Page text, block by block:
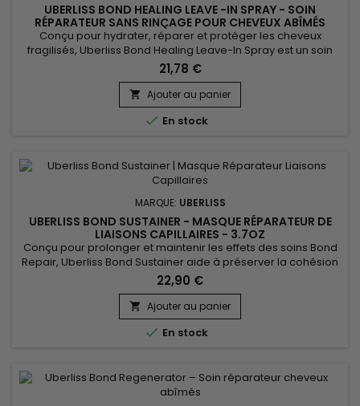
UBERLISS BOND HEALING LEAVE -IN SPRAY - SOIN
RÉPARATEUR SANS RINÇAGE POUR CHEVEUX ABÎMÉS
Conçu pour hydrater, réparer et protéger les cheveux
fragilisés, Uberliss Bond Healing Leave-In Spray est un soin
capillaire sans rinçage qui aide à renforcer la fibre capillaire
tout en améliorant la douceur et la brillance des cheveux. Sa
formule associe Betaine, reconnue pour ses propriétés
hydratantes et adoucissantes, à Hydroxypropyl...
21,78 €
 Ajouter au panier
 En stock
MARQUE: UBERLISS
UBERLISS BOND SUSTAINER - MASQUE RÉPARATEUR DE
LIAISONS CAPILLAIRES - 3.7OZ
Conçu pour prolonger et maintenir les effets des soins Bond
Repair, Uberliss Bond Sustainer aide à préserver la cohésion
de la fibre capillaire et à renforcer durablement les liaisons
internes du cheveu après des traitements chimiques,
techniques ou thermiques. Ce soin professionnel contribue à
stabiliser la structure capillaire, à limiter la casse et...
22,90 €
 Ajouter au panier
 En stock